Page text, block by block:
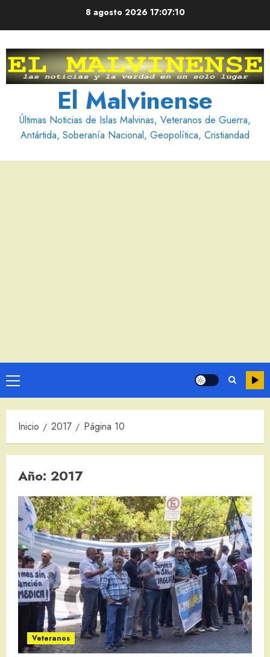
8 agosto 202617:07:11
El Malvinense
Últimas Noticias de Islas Malvinas, Veteranos de Guerra,
Antártida, Soberanía Nacional, Geopolítica, Cristiandad
Menú
principal
Inicio 2017 Página 10
Año: 2017
Veteranos